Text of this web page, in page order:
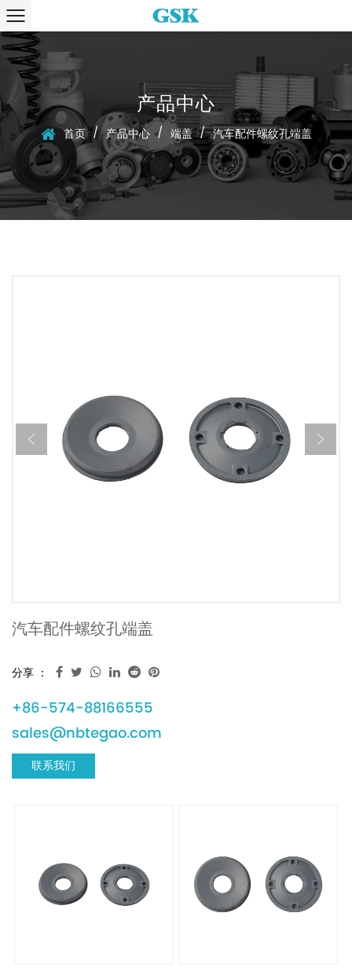
产品中心
首页 / 产品中心 / 端盖 / 汽车配件螺纹孔端盖
汽车配件螺纹孔端盖
分享 ：
+86-574-88166555
sales@nbtegao.com
联系我们